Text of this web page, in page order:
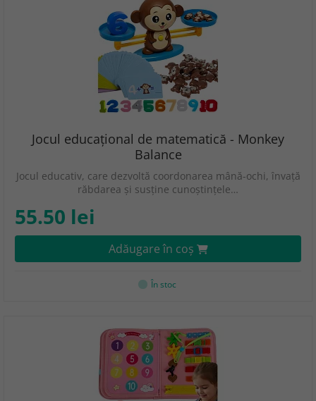
Jocul educațional de matematică - Monkey
Balance
Jocul educativ, care dezvoltă coordonarea mână-ochi, învață
răbdarea și susține cunoștințele…
55.50 lei
Adăugare în coş
În stoc